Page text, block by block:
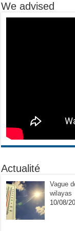
We advised
Actualité
Vague
wilayas
10/08/